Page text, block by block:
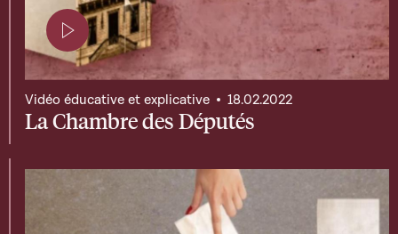
Page contenant une vidéo
La Chambre des Députés
Vidéo éducative et explicative 18.02.2022